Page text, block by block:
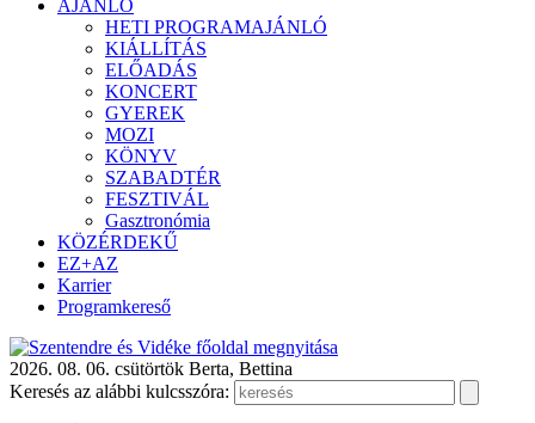
AJÁNLÓ
HETI PROGRAMAJÁNLÓ
KIÁLLÍTÁS
ELŐADÁS
KONCERT
GYEREK
MOZI
KÖNYV
SZABADTÉR
FESZTIVÁL
Gasztronómia
KÖZÉRDEKŰ
EZ+AZ
Karrier
Programkereső
2026. 08. 06. csütörtök Berta, Bettina
Keresés az alábbi kulcsszóra: